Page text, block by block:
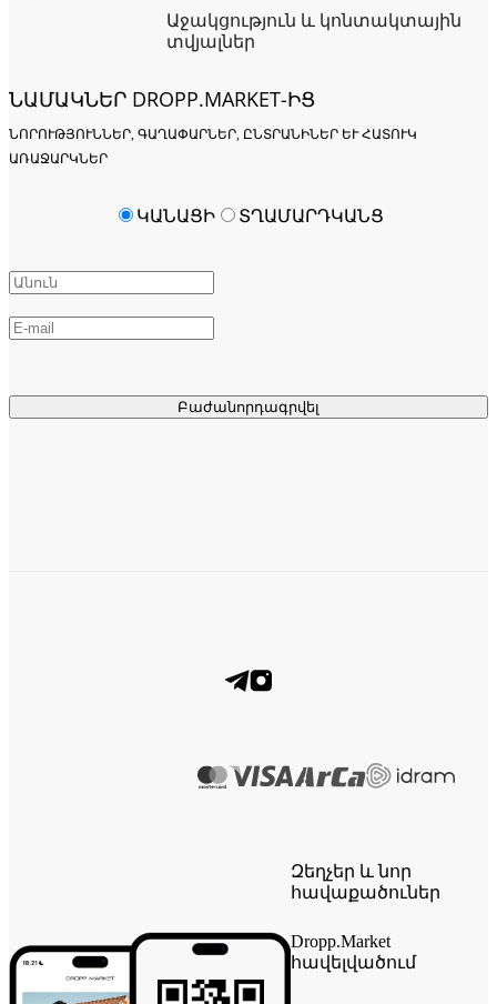
Աջակցություն և կոնտակտային
տվյալներ
ՆԱՄԱԿՆԵՐ DROPP.MARKET-ԻՑ
ՆՈՐՈՒԹՅՈՒՆՆԵՐ, ԳԱՂԱՓԱՐՆԵՐ, ԸՆՏՐԱՆԻՆԵՐ ԵՒ ՀԱՏՈՒԿ Ա
ՌԱՋԱՐԿՆԵՐ
Բաժանորդագրվել
ԿԱՆԱՑԻ ՏՂԱՄԱՐԴԿԱՆՑ
Զեղչեր և նոր
հավաքածուներ
Dropp.Market
հավելվածում